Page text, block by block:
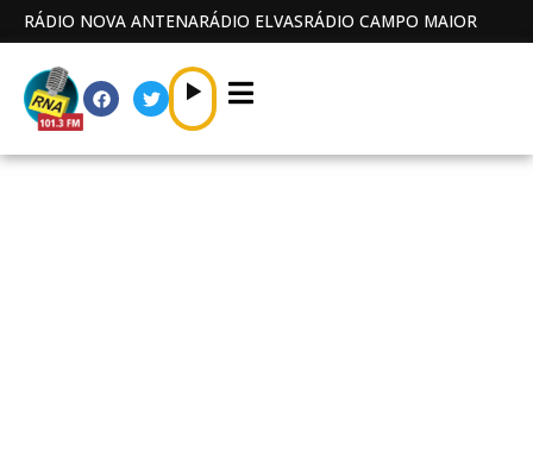
RÁDIO NOVA ANTENARÁDIO ELVASRÁDIO CAMPO MAIOR